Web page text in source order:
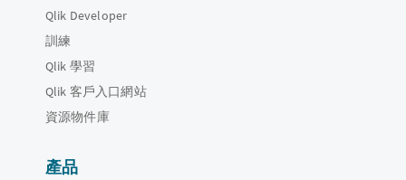
Qlik Developer
訓練
Qlik 學習
Qlik 客戶入口網站
資源物件庫
產品